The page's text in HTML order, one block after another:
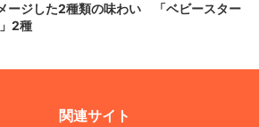
ージした2種類の味わい 「ベビースター
2種
関連サイト